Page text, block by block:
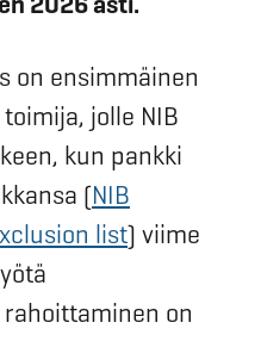
on ensimmäinen
jolle NIB
kun pankki
(NIB
list) viime
on